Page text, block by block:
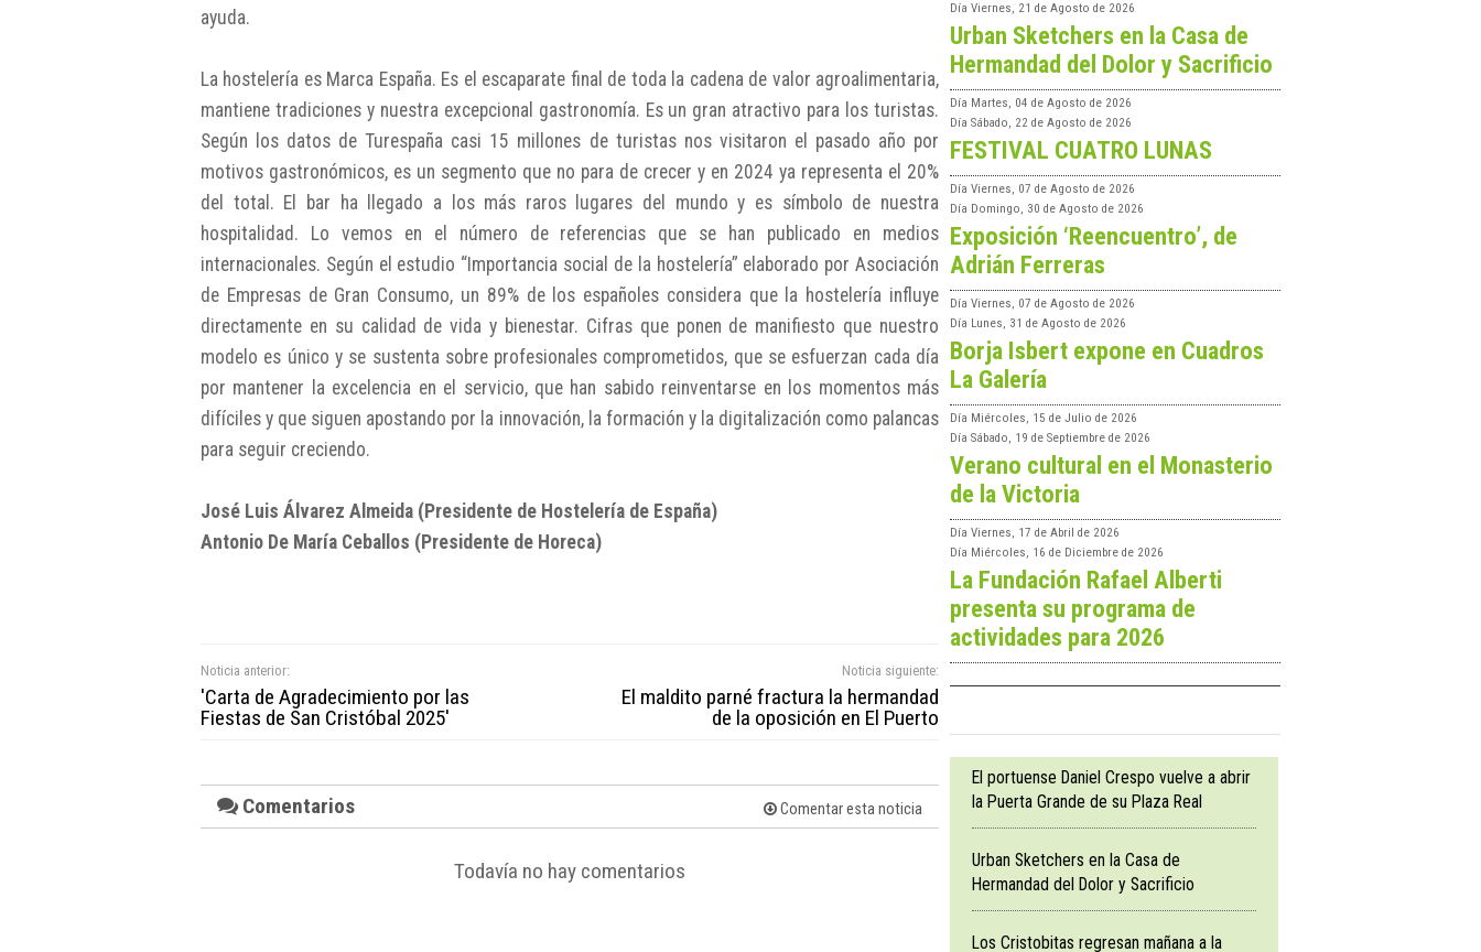
ayuda.
La hostelería es Marca España. Es el escaparate final de toda la cadena de valor agroalimentaria,
mantiene tradiciones y nuestra excepcional gastronomía. Es un gran atractivo para los turistas.
Según los datos de Turespaña casi 15 millones de turistas nos visitaron el pasado año por
motivos gastronómicos, es un segmento que no para de crecer y en 2024 ya representa el 20%
del total. El bar ha llegado a los más raros lugares del mundo y es símbolo de nuestra
hospitalidad. Lo vemos en el número de referencias que se han publicado en medios
internacionales. Según el estudio “Importancia social de la hostelería” elaborado por Asociación
de Empresas de Gran Consumo, un 89% de los españoles considera que la hostelería influye
directamente en su calidad de vida y bienestar. Cifras que ponen de manifiesto que nuestro
modelo es único y se sustenta sobre profesionales comprometidos, que se esfuerzan cada día
por mantener la excelencia en el servicio, que han sabido reinventarse en los momentos más
difíciles y que siguen apostando por la innovación, la formación y la digitalización como palancas
para seguir creciendo.
José Luis Álvarez Almeida (Presidente de Hostelería de España)
Antonio De María Ceballos (Presidente de Horeca)
Noticia anterior:
'Carta de Agradecimiento por las
Fiestas de San Cristóbal 2025'
Noticia siguiente:
El maldito parné fractura la hermandad
de la oposición en El Puerto
Comentarios Comentar esta noticia
Todavía no hay comentarios
Día Viernes, 21 de Agosto de 2026
Urban Sketchers en la Casa de
Hermandad del Dolor y Sacrificio
Día Martes, 04 de Agosto de 2026
Día Sábado, 22 de Agosto de 2026
FESTIVAL CUATRO LUNAS
Día Viernes, 07 de Agosto de 2026
Día Domingo, 30 de Agosto de 2026
Exposición ‘Reencuentro’, de
Adrián Ferreras
Día Viernes, 07 de Agosto de 2026
Día Lunes, 31 de Agosto de 2026
Borja Isbert expone en Cuadros
La Galería
Día Miércoles, 15 de Julio de 2026
Día Sábado, 19 de Septiembre de 2026
Verano cultural en el Monasterio
de la Victoria
Día Viernes, 17 de Abril de 2026
Día Miércoles, 16 de Diciembre de 2026
La Fundación Rafael Alberti
presenta su programa de
actividades para 2026
El portuense Daniel Crespo vuelve a abrir
la Puerta Grande de su Plaza Real
Urban Sketchers en la Casa de
Hermandad del Dolor y Sacrificio
Los Cristobitas regresan mañana a la